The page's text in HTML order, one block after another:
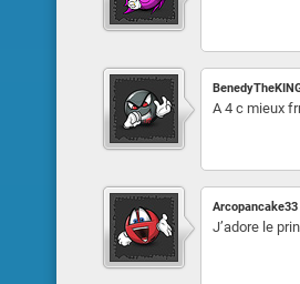
A 4 c mieux
Arcopancake33
J’adore le